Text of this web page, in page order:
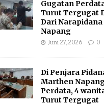
Gugatan
Turut Tergugat
Dari
Napang
Juni 27, 2026 0
Di Penjara
Marthen
Perdata, 4
Turut Tergugat